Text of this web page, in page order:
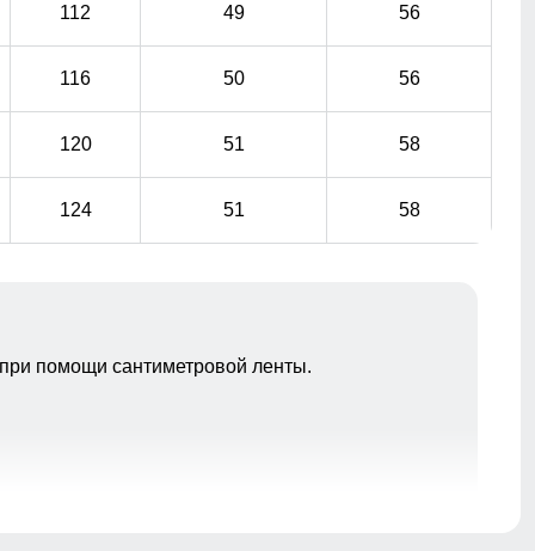
112 49 56
116 50 56
120 51 58
124 51 58
помощи сантиметровой ленты.